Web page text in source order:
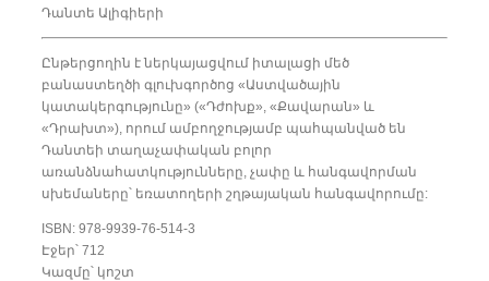
Դանտե Ալիգիերի
Ընթերցողին է ներկայացվում իտալացի մեծ
բանաստեղծի գլուխգործոց «Աստվածային
կատակերգությունը» («Դժոխք», «Քավարան» և
«Դրախտ»), որում ամբողջությամբ պահպանված են
Դանտեի տաղաչափական բոլոր
առանձնահատկությունները, չափը և հանգավորման
սխեմաները՝ եռատողերի շղթայական հանգավորումը:
ISBN: 978-9939-76-514-3
Էջեր՝ 712
Կազմը՝ կոշտ